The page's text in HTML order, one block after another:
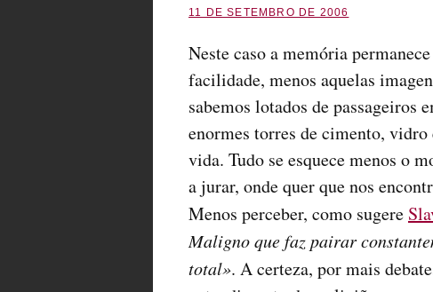
11 DE SETEMBRO DE 2006
Neste caso a memória
facilidade, menos aquelas
sabemos lotados de passageiros
enormes torres de cimento, vidro
vida. Tudo se esquece menos o
a jurar, onde quer que nos
Menos perceber, como sugere
Maligno que faz pairar
total». A certeza, por mais